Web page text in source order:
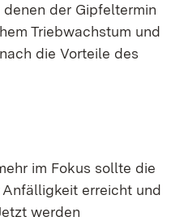
der Gipfeltermin
Triebwachstum und
die Vorteile des
im Fokus sollte die
erreicht und
werden